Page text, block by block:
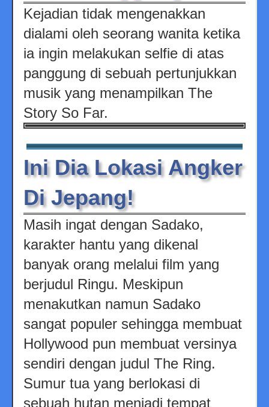
Kejadian tidak mengenakkan
dialami oleh seorang wanita ketika
ia ingin melakukan selfie di atas
panggung di sebuah pertunjukkan
musik yang menampilkan The
Story So Far.
Ini Dia Lokasi Angker
Di Jepang!
Masih ingat dengan Sadako,
karakter hantu yang dikenal
banyak orang melalui film yang
berjudul Ringu. Meskipun
menakutkan namun Sadako
sangat populer sehingga membuat
Hollywood pun membuat versinya
sendiri dengan judul The Ring.
Sumur tua yang berlokasi di
sebuah hutan menjadi tempat